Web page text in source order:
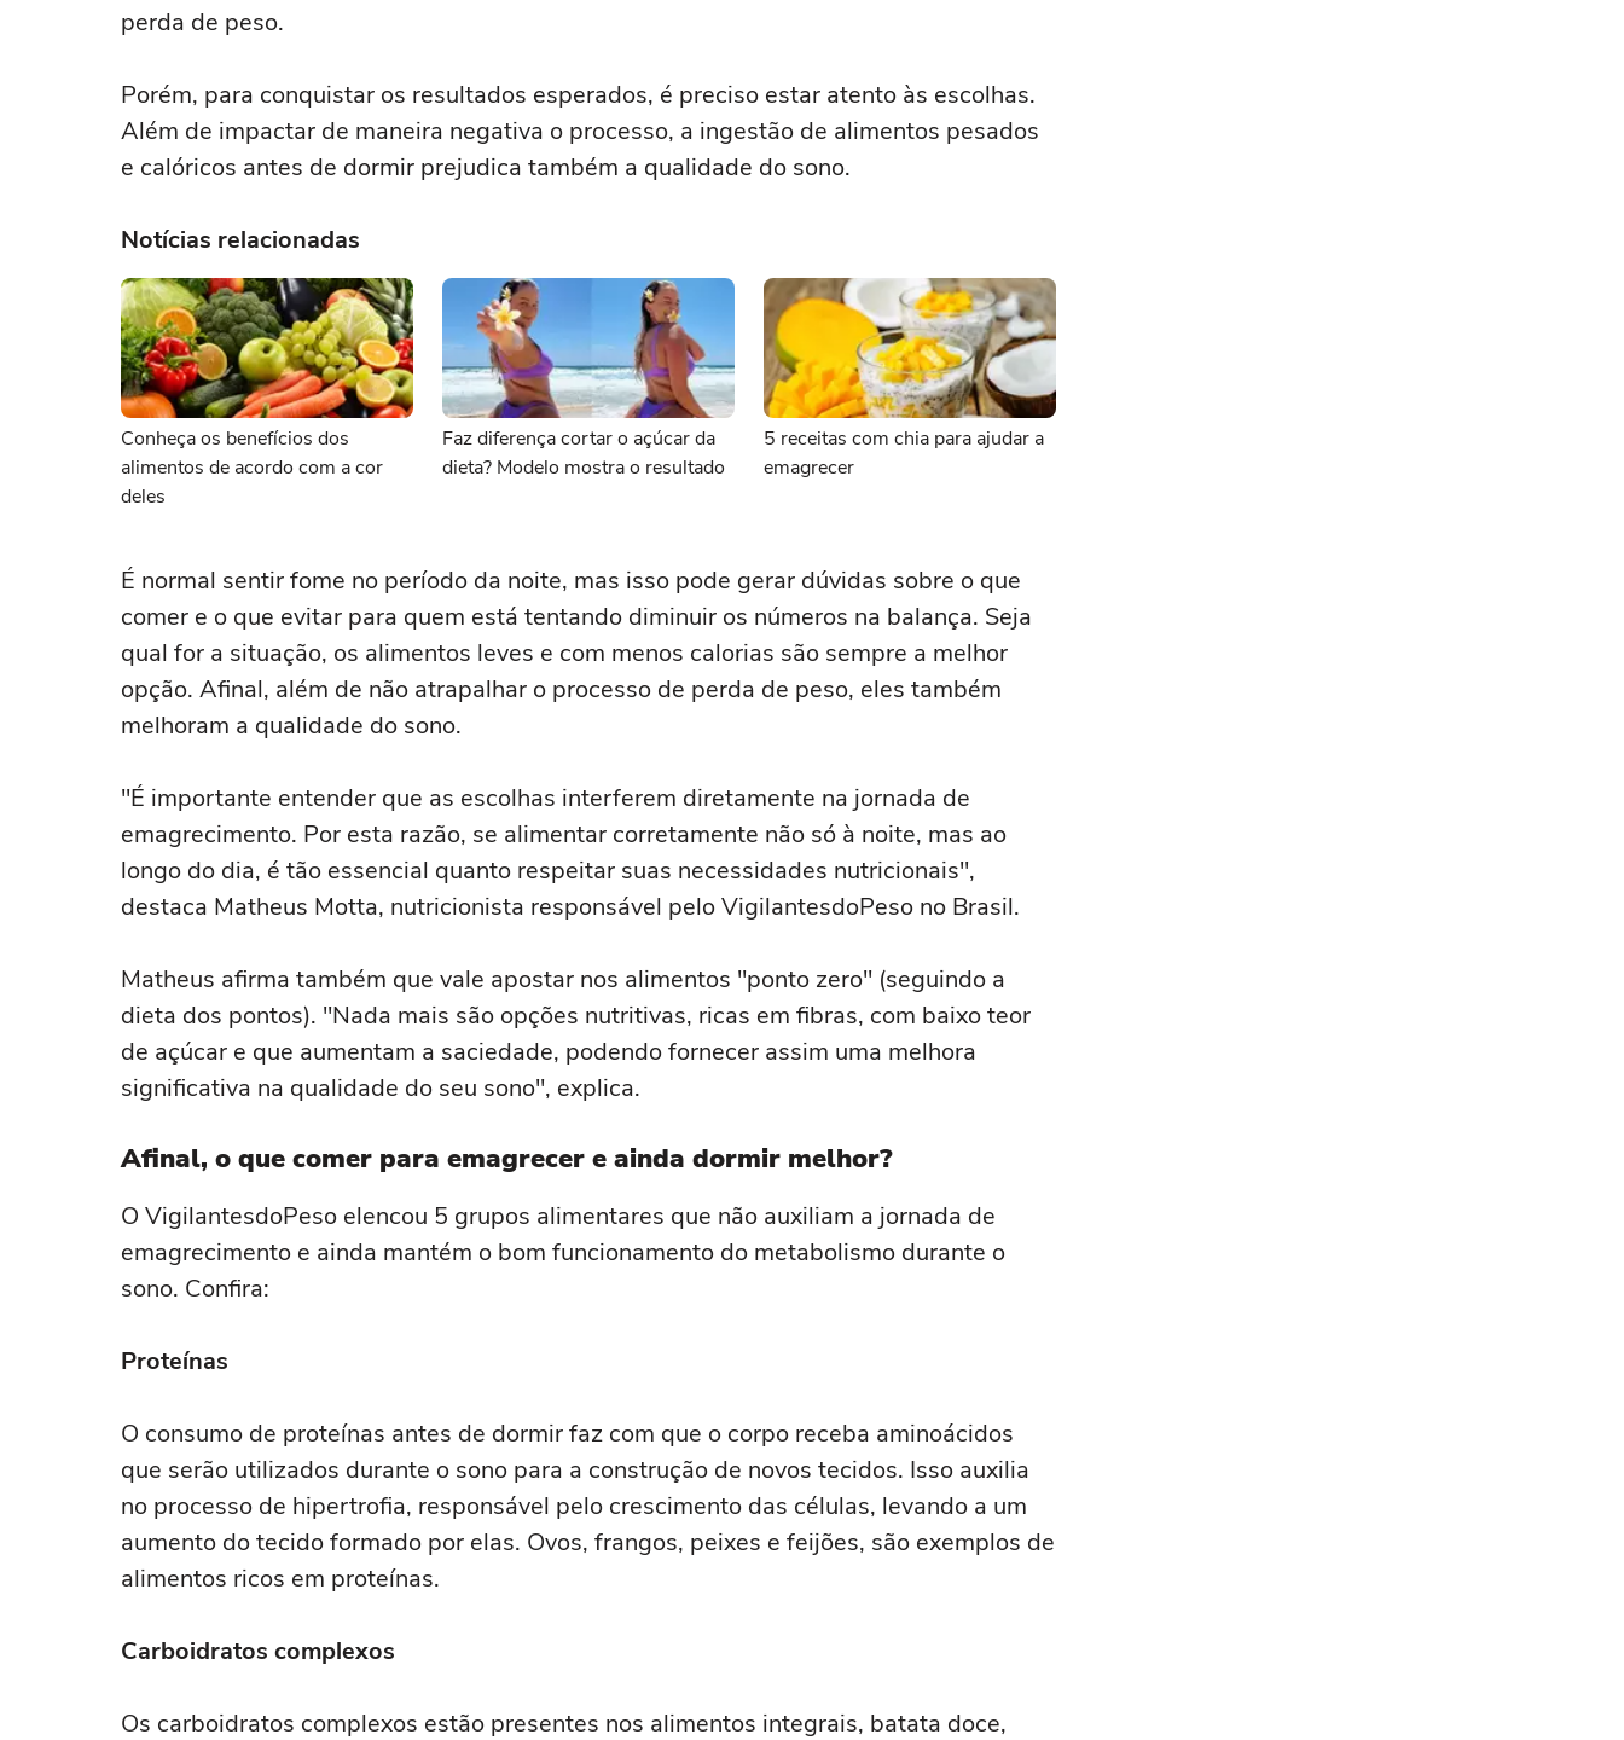
perda de peso.
Porém, para conquistar os resultados esperados, é preciso estar atento às escolhas.
Além de impactar de maneira negativa o processo, a ingestão de alimentos pesados
e calóricos antes de dormir prejudica também a qualidade do sono.
Notícias relacionadas
Conheça os benefícios dos
alimentos de acordo com a cor
deles
Faz diferença cortar o açúcar da
dieta? Modelo mostra o resultado
5 receitas com chia para ajudar a
emagrecer
É normal sentir fome no período da noite, mas isso pode gerar dúvidas sobre o que
comer e o que evitar para quem está tentando diminuir os números na balança. Seja
qual for a situação, os alimentos leves e com menos calorias são sempre a melhor
opção. Afinal, além de não atrapalhar o processo de perda de peso, eles também
melhoram a qualidade do sono.
"É importante entender que as escolhas interferem diretamente na jornada de
emagrecimento. Por esta razão, se alimentar corretamente não só à noite, mas ao
longo do dia, é tão essencial quanto respeitar suas necessidades nutricionais",
destaca Matheus Motta, nutricionista responsável pelo VigilantesdoPeso no Brasil.
Matheus afirma também que vale apostar nos alimentos "ponto zero" (seguindo a
dieta dos pontos). "Nada mais são opções nutritivas, ricas em fibras, com baixo teor
de açúcar e que aumentam a saciedade, podendo fornecer assim uma melhora
significativa na qualidade do seu sono", explica.
Afinal, o que comer para emagrecer e ainda dormir melhor?
O VigilantesdoPeso elencou 5 grupos alimentares que não auxiliam a jornada de
emagrecimento e ainda mantém o bom funcionamento do metabolismo durante o
sono. Confira:
Proteínas
O consumo de proteínas antes de dormir faz com que o corpo receba aminoácidos
que serão utilizados durante o sono para a construção de novos tecidos. Isso auxilia
no processo de hipertrofia, responsável pelo crescimento das células, levando a um
aumento do tecido formado por elas. Ovos, frangos, peixes e feijões, são exemplos de
alimentos ricos em proteínas.
Carboidratos complexos
Os carboidratos complexos estão presentes nos alimentos integrais, batata doce,